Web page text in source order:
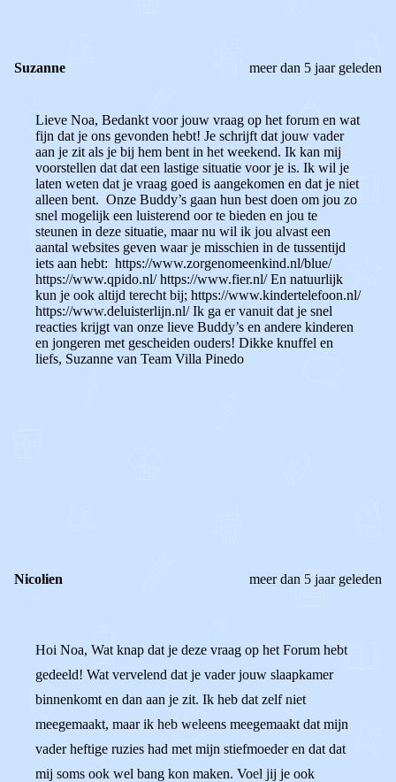
Suzanne meer dan 5 jaar geleden
Lieve Noa, Bedankt voor jouw vraag op het forum en wat
fijn dat je ons gevonden hebt! Je schrijft dat jouw vader
aan je zit als je bij hem bent in het weekend. Ik kan mij
voorstellen dat dat een lastige situatie voor je is. Ik wil je
laten weten dat je vraag goed is aangekomen en dat je niet
alleen bent. Onze Buddy’s gaan hun best doen om jou zo
snel mogelijk een luisterend oor te bieden en jou te
steunen in deze situatie, maar nu wil ik jou alvast een
aantal websites geven waar je misschien in de tussentijd
iets aan hebt: https://www.zorgenomeenkind.nl/blue/
https://www.qpido.nl/ https://www.fier.nl/ En natuurlijk
kun je ook altijd terecht bij; https://www.kindertelefoon.nl/
https://www.deluisterlijn.nl/ Ik ga er vanuit dat je snel
reacties krijgt van onze lieve Buddy’s en andere kinderen
en jongeren met gescheiden ouders! Dikke knuffel en
liefs, Suzanne van Team Villa Pinedo
Nicolien meer dan 5 jaar geleden
Hoi Noa, Wat knap dat je deze vraag op het Forum hebt
gedeeld! Wat vervelend dat je vader jouw slaapkamer
binnenkomt en dan aan je zit. Ik heb dat zelf niet
meegemaakt, maar ik heb weleens meegemaakt dat mijn
vader heftige ruzies had met mijn stiefmoeder en dat dat
mij soms ook wel bang kon maken. Voel jij je ook